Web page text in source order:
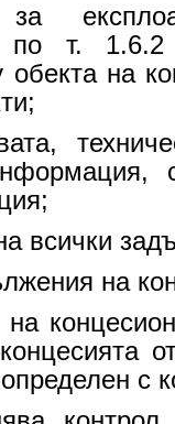
по т.
обекта на
всички
на
с